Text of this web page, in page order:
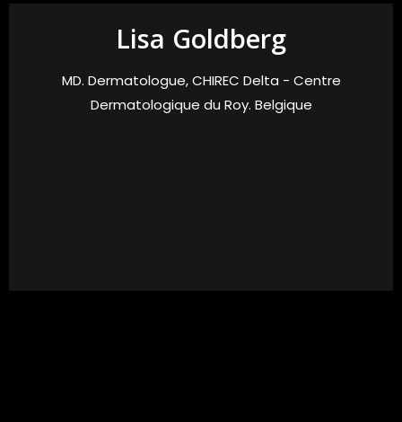
Lisa Goldberg
MD. Dermatologue, CHIREC Delta - Centre
Dermatologique du Roy. Belgique